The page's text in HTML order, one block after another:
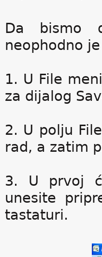
Da bismo
neophodno
1. U File
za dijalog
2. U polju
rad, a zatim
3. U prvoj
unesite
tastaturi.